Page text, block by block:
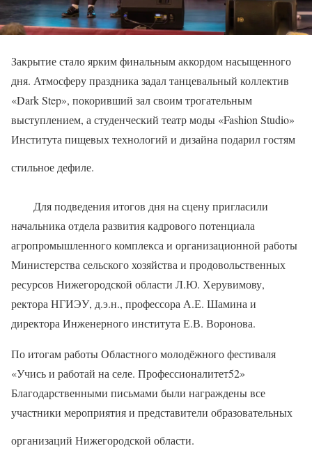
Закрытие стало ярким финальным аккордом насыщенного
дня. Атмосферу праздника задал танцевальный коллектив
«Dark Step», покоривший зал своим трогательным
выступлением, а студенческий театр моды «Fashion Studio»
Института пищевых технологий и дизайна подарил гостям
стильное дефиле.
Для подведения итогов дня на сцену пригласили
начальника отдела развития кадрового потенциала
агропромышленного комплекса и организационной работы
Министерства сельского хозяйства и продовольственных
ресурсов Нижегородской области Л.Ю. Херувимову,
ректора НГИЭУ, д.э.н., профессора А.Е. Шамина и
директора Инженерного института Е.В. Воронова.
По итогам работы Областного молодёжного фестиваля
«Учись и работай на селе. Профессионалитет52»
Благодарственными письмами были награждены все
участники мероприятия и представители образовательных
организаций Нижегородской области.